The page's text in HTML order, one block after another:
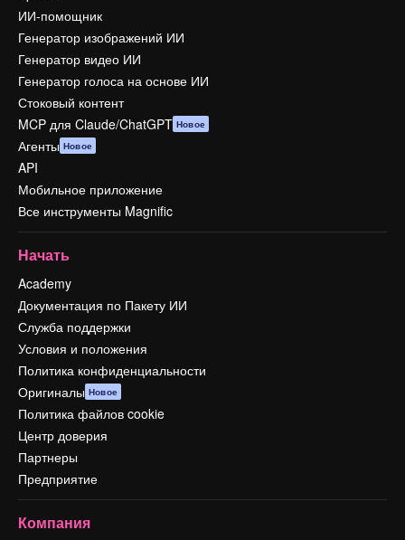
ИИ-помощник
Генератор изображений ИИ
Генератор видео ИИ
Генератор голоса на основе ИИ
Стоковый контент
MCP для Claude/ChatGPT Новое
Агенты Новое
API
Мобильное приложение
Все инструменты Magnific
Начать
Academy
Документация по Пакету ИИ
Служба поддержки
Условия и положения
Политика конфиденциальности
Оригиналы Новое
Политика файлов cookie
Центр доверия
Партнеры
Предприятие
Компания